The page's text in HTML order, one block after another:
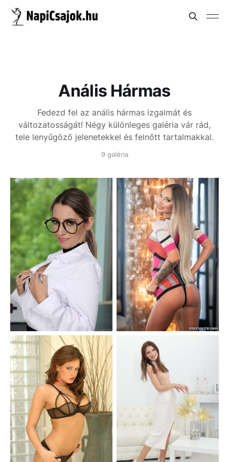
Anális Hármas
Fedezd fel az anális hármas izgalmát és
változatosságát! Négy különleges galéria vár rád,
tele lenyűgöző jelenetekkel és felnőtt tartalmakkal.
9 galéria